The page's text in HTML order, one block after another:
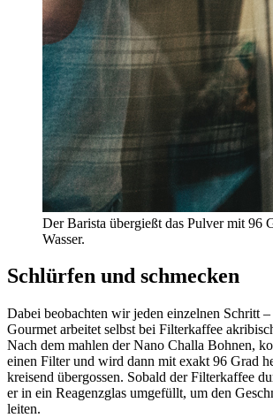
Der Barista übergießt das Pulver mit 96
Wasser.
Schlürfen und schmecken
Dabei beobachten wir jeden einzelnen Schritt
Gourmet arbeitet selbst bei Filterkaffee
Nach dem mahlen der Nano Challa Bohnen,
einen Filter und wird dann mit exakt 96 Grad
kreisend übergossen. Sobald der Filterkaffee
er in ein Reagenzglas umgefüllt, um den
leiten.